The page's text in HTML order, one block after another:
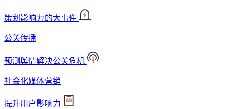
策划影响力的大事件
公关传播
预测舆情解决公关危机
社会化媒体营销
提升用户影响力